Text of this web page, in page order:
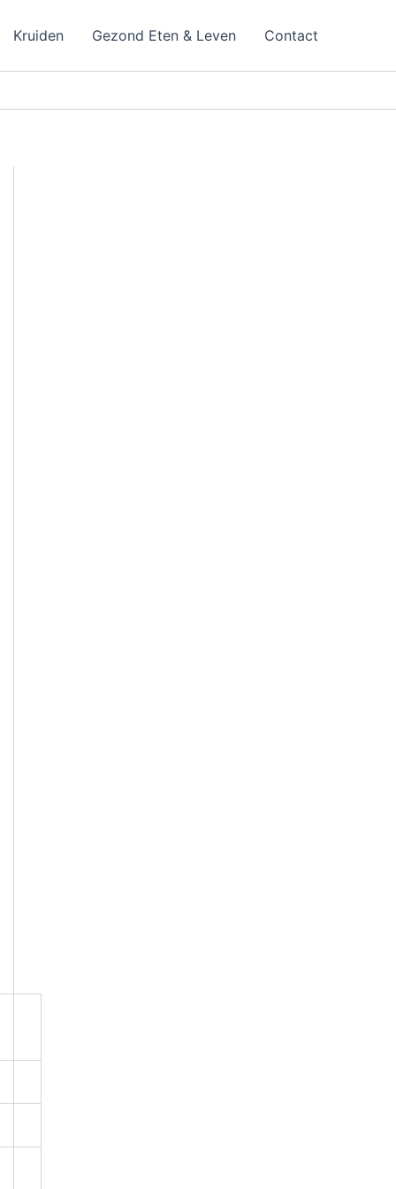
Kruiden Gezond Eten & Leven Contact